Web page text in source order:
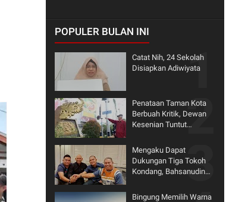
POPULER BULAN INI
Catat Nih, 24 Sekolah
Disiapkan Adiwiyata
Penataan Taman Kota
Berbuah Kritik, Dewan
Kesenian Tuntut
Warisan Seni
Mengaku Dapat
Dukungan Tiga Tokoh
Kondang, Bahsanudin
Pilkada Tanbu
Bingung Memilih Warna